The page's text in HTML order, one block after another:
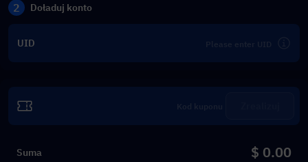
2 Doładuj konto
UID
Suma $ 0.00